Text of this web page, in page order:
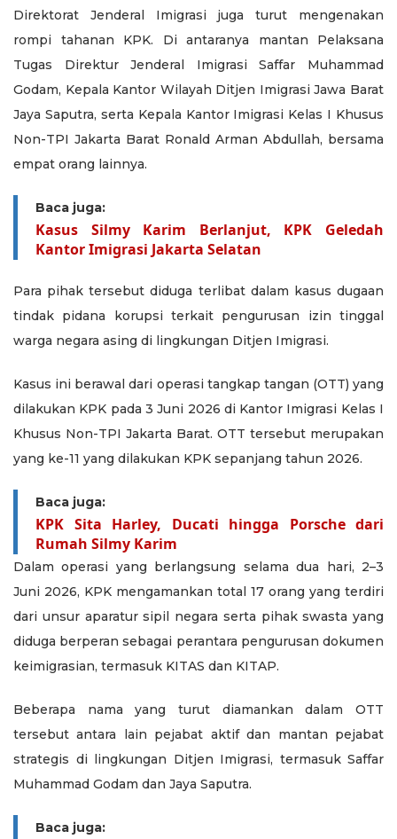
Direktorat Jenderal Imigrasi juga turut mengenakan
rompi tahanan KPK. Di antaranya mantan Pelaksana
Tugas Direktur Jenderal Imigrasi Saffar Muhammad
Godam, Kepala Kantor Wilayah Ditjen Imigrasi Jawa Barat
Jaya Saputra, serta Kepala Kantor Imigrasi Kelas I Khusus
Non-TPI Jakarta Barat Ronald Arman Abdullah, bersama
empat orang lainnya.
Baca juga:
Kasus Silmy Karim Berlanjut, KPK Geledah
Kantor Imigrasi Jakarta Selatan
Para pihak tersebut diduga terlibat dalam kasus dugaan
tindak pidana korupsi terkait pengurusan izin tinggal
warga negara asing di lingkungan Ditjen Imigrasi.
Kasus ini berawal dari operasi tangkap tangan (OTT) yang
dilakukan KPK pada 3 Juni 2026 di Kantor Imigrasi Kelas I
Khusus Non-TPI Jakarta Barat. OTT tersebut merupakan
yang ke-11 yang dilakukan KPK sepanjang tahun 2026.
Baca juga:
KPK Sita Harley, Ducati hingga Porsche dari
Rumah Silmy Karim
Dalam operasi yang berlangsung selama dua hari, 2–3
Juni 2026, KPK mengamankan total 17 orang yang terdiri
dari unsur aparatur sipil negara serta pihak swasta yang
diduga berperan sebagai perantara pengurusan dokumen
keimigrasian, termasuk KITAS dan KITAP.
Beberapa nama yang turut diamankan dalam OTT
tersebut antara lain pejabat aktif dan mantan pejabat
strategis di lingkungan Ditjen Imigrasi, termasuk Saffar
Muhammad Godam dan Jaya Saputra.
Baca juga: